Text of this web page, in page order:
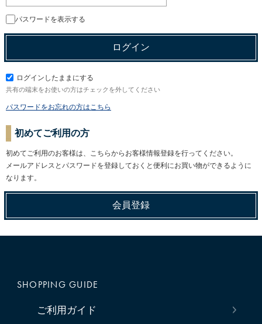
パスワードを表示する
ログインしたままにする
共有の端末をお使いの方はチェックを外してください
パスワードをお忘れの方はこちら
初めてご利用の方
初めてご利用のお客様は、こちらからお客様情報登録を行ってください。
メールアドレスとパスワードを登録しておくと便利にお買い物ができるように
なります。
SHOPPING GUIDE
ご利用ガイド